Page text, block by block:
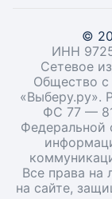
©
ИНН
Сетевое
Общество с
ФС 77 —
Федеральной
Все права на
на сайте,